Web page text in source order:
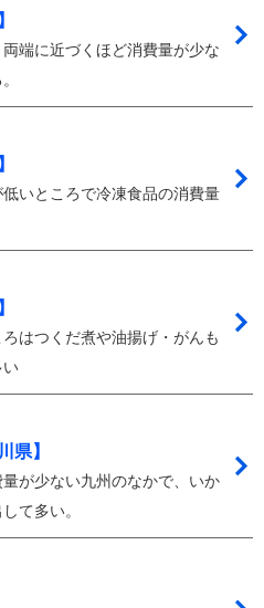
端に近づくほど消費量が少な
いところで冷凍食品の消費量
はつくだ煮や油揚げ・がんも
い
県】
が少ない九州のなかで、いか
て多い。